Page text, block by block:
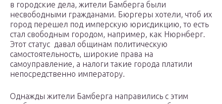
в городские дела, жители Бамберга были
несвободными гражданами. Бюргеры хотели, чтоб их
город перешел под имперскую юрисдикцию, то есть
стал свободным городом, например, как Нюрнберг.
Этот статус давал общинам политическую
самостоятельность, широкие права на
самоуправление, а налоги такие города платили
непосредственно императору.
Однажды жители Бамберга направились с этим